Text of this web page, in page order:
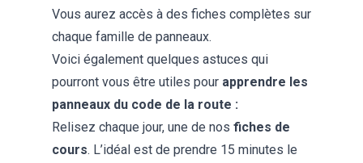
Vous aurez accès à des fiches complètes sur
chaque famille de panneaux.
Voici également quelques astuces qui
pourront vous être utiles pour apprendre les
panneaux du code de la route :
Relisez chaque jour, une de nos fiches de
cours. L’idéal est de prendre 15 minutes le